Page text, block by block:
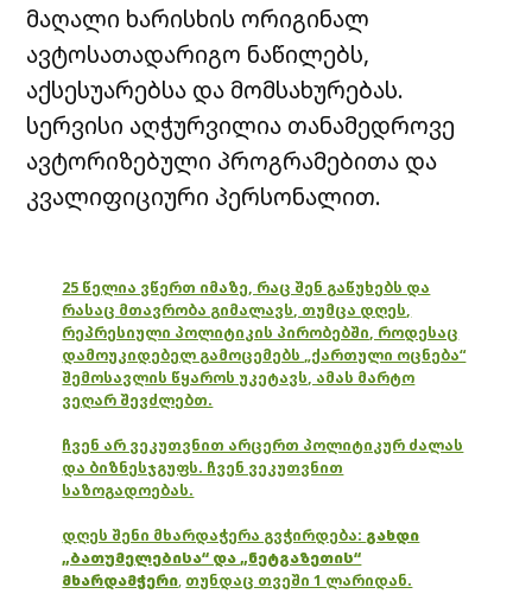
მაღალი ხარისხის ორიგინალ
ავტოსათადარიგო ნაწილებს,
აქსესუარებსა და მომსახურებას.
სერვისი აღჭურვილია თანამედროვე
ავტორიზებული პროგრამებითა და
კვალიფიციური პერსონალით.
25 წელია ვწერთ იმაზე, რაც შენ გაწუხებს და
რასაც მთავრობა გიმალავს, თუმცა დღეს,
რეპრესიული პოლიტიკის პირობებში, როდესაც
დამოუკიდებელ გამოცემებს „ქართული ოცნება“
შემოსავლის წყაროს უკეტავს, ამას მარტო
ვეღარ შევძლებთ.
ჩვენ არ ვეკუთვნით არცერთ პოლიტიკურ ძალას
და ბიზნესჯგუფს. ჩვენ ვეკუთვნით
საზოგადოებას.
დღეს შენი მხარდაჭერა გვჭირდება: გახდი
„ბათუმელებისა“ და „ნეტგაზეთის“
მხარდამჭერი, თუნდაც თვეში 1 ლარიდან.